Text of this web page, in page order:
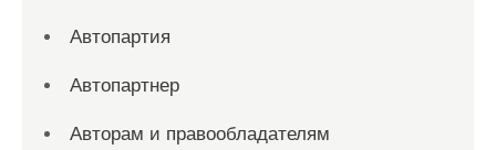
Автопартия
Автопартнер
Авторам и правообладателям